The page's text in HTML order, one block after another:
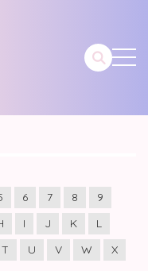
6 7 8
9
I J K
L
T U V W
X